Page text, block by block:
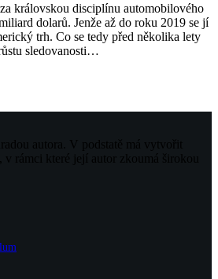
královskou disciplínu automobilového
dolarů. Jenže až do roku 2019 se jí
trh. Co se tedy před několika lety
sledovanosti…
autora. V podstatě má vytvořit
v rámci které její autor zkoumá širokou